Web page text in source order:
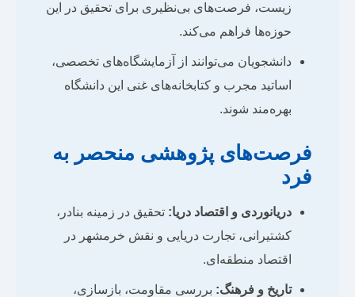
زیست، فرصت‌های بی‌نظیری برای تحقیق در این
حوزه‌ها فراهم می‌کند.
دانشجویان می‌توانند از آزمایشگاه‌های تخصصی،
اساتید مجرب و کتابخانه‌های غنی این دانشگاه
بهره‌مند شوند.
فرصت‌های پژوهشی منحصر به
فرد
دریانوردی و اقتصاد دریا: تحقیق در زمینه بنادر،
کشتیرانی، تجارت دریایی و نقش خرمشهر در
اقتصاد منطقه‌ای.
تاریخ و فرهنگ: بررسی مقاومت، بازسازی،